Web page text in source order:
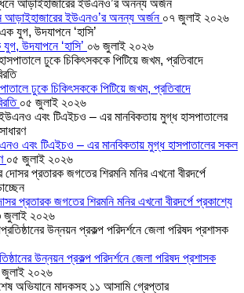
আড়াইহাজারের ইউএনও’র অনন্য অর্জন ০৭ জুলাই ২০২৬
উদযাপনে ‘হাসি’ ০৬ জুলাই ২০২৬
ঢুকে চিকিৎসককে পিটিয়ে জখম, প্রতিবাদে
০৫ জুলাই ২০২৬
এবং টিএইচও – এর মানবিকতায় মুগ্ধ হাসপাতালের সকল
০৫ জুলাই ২০২৬
প্রতারক জগতের শিরমনি মনির এখনো বীরদর্পে প্রকাশ্যে
জুলাই ২০২৬
উন্নয়ন প্রকল্প পরিদর্শনে জেলা পরিষদ প্রশাসক
২০২৬